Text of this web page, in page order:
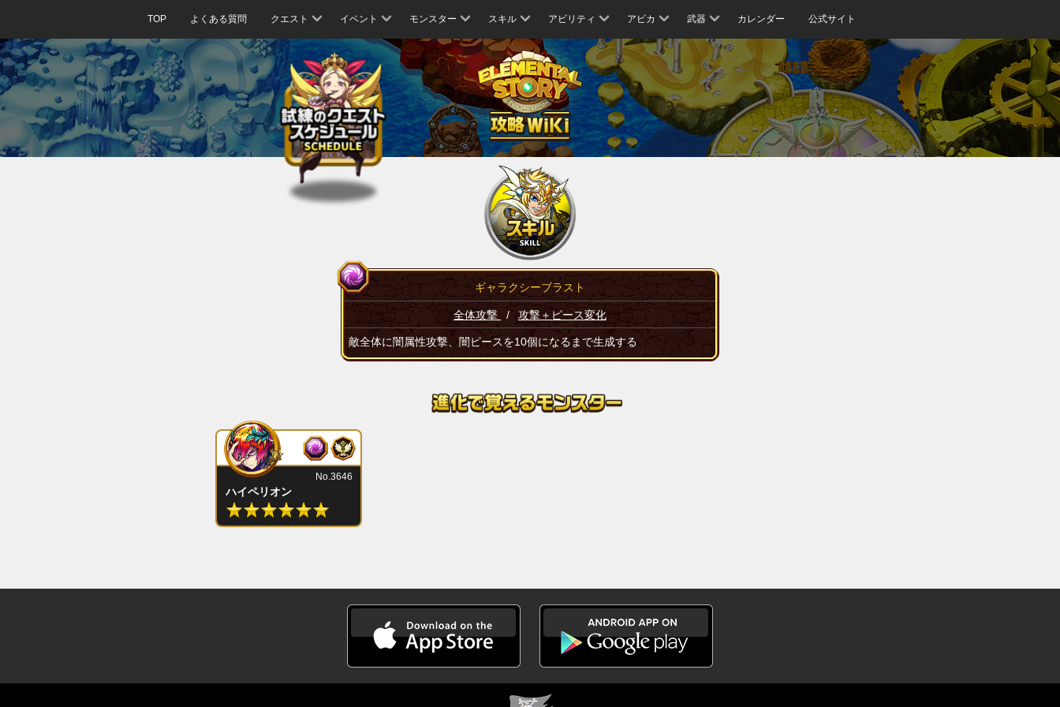
TOP よくある質問 クエスト イベント モンスター スキル アビリティ アビカ 武器 カレンダー 公式サイト
ギャラクシーブラスト
全体攻撃 / 攻撃＋ピース変化
敵全体に闇属性攻撃、闇ピースを10個になるまで生成する
ハイペリオン
No.3646